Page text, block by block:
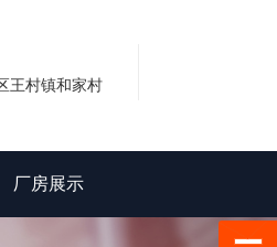
王村镇和家村
厂房展示